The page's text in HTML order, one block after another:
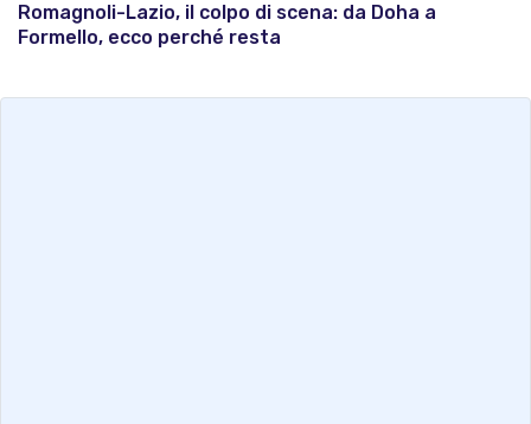
Romagnoli-Lazio, il colpo di scena: da Doha a
Formello, ecco perché resta